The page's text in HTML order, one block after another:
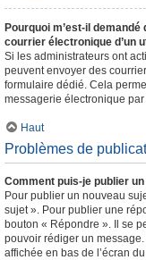
Pourquoi m’est-il
courrier électronique d’un
Si les administrateurs ont
peuvent envoyer des
formulaire dédié. Cela
messagerie électronique
Haut
Problèmes de
Comment puis-je publier
Pour publier un nouveau
sujet ». Pour publier une
bouton « Répondre ». Il se
pouvoir rédiger un
affichée en bas de l’écran